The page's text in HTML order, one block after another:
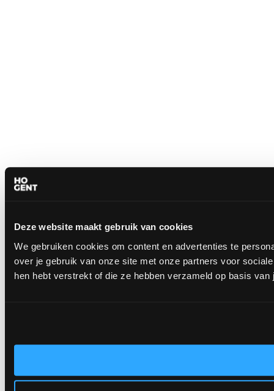
Deze website maakt gebruik van cookies
We gebruiken cookies om content en advertenties te
over je gebruik van onze site met onze partners voor
hen hebt verstrekt of die ze hebben verzameld op basis van